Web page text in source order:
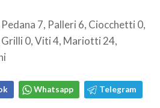
7, Palleri 6, Ciocchetti 0,
0, Viti 4, Mariotti 24,
Whatsapp Telegram